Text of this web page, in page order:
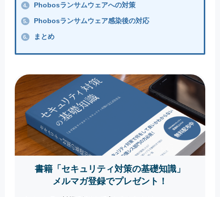
4. Phobosランサムウェアへの対策
5. Phobosランサムウェア感染後の対応
6. まとめ
書籍「セキュリティ対策の基礎知識」
メルマガ登録でプレゼント！